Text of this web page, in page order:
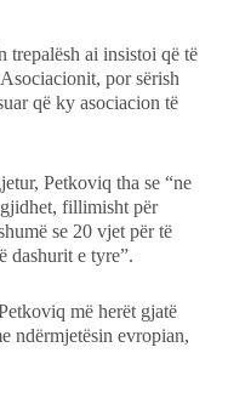
trepalësh ai insistoi që të
por sërish
që ky asociacion të
Petkoviq tha se “ne
fillimisht për
se 20 vjet për të
dashurit e tyre”.
më herët gjatë
ndërmjetësin evropian,